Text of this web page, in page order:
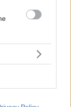
η αίτηση
ν.
των